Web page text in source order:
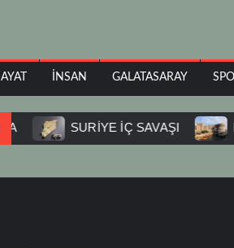
İNSAN GALATASARAY
SURİYE İÇ SAVAŞI